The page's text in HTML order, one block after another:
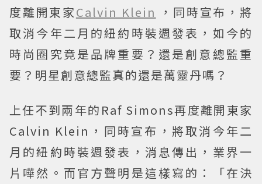
度離開東家Calvin Klein
，同時宣布，將
取消今年二月的紐約時裝週發表，如今的
時尚圈究竟是品牌重要？還是創意總監重
要？明星創意總監真的還是萬靈丹嗎？
上任不到兩年的Raf Simons再度離開東家
Calvin Klein，同時宣布，將取消今年二
月的紐約時裝週發表，消息傳出，業界一
片嘩然。而官方聲明是這樣寫的：「在決